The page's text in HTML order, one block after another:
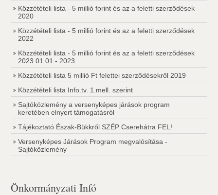
Közzétételi lista - 5 millió forint és az a feletti szerződések
2020
Közzétételi lista - 5 millió forint és az a feletti szerződések
2022
Közzétételi lista - 5 millió forint és az a feletti szerződések
2023.01.01 - 2023.
Közzétételi lista 5 millió Ft felettei szerződésekről 2019
Közzétételi lista Info.tv. 1.mell. szerint
Sajtóközlemény a versenyképes járások program
keretében elnyert támogatásról
Tájékoztató Észak-Bükkről SZÉP Cserehátra FEL!
Versenyképes Járások Program megvalósítása -
Sajtóközlemény
Önkormányzati Infó